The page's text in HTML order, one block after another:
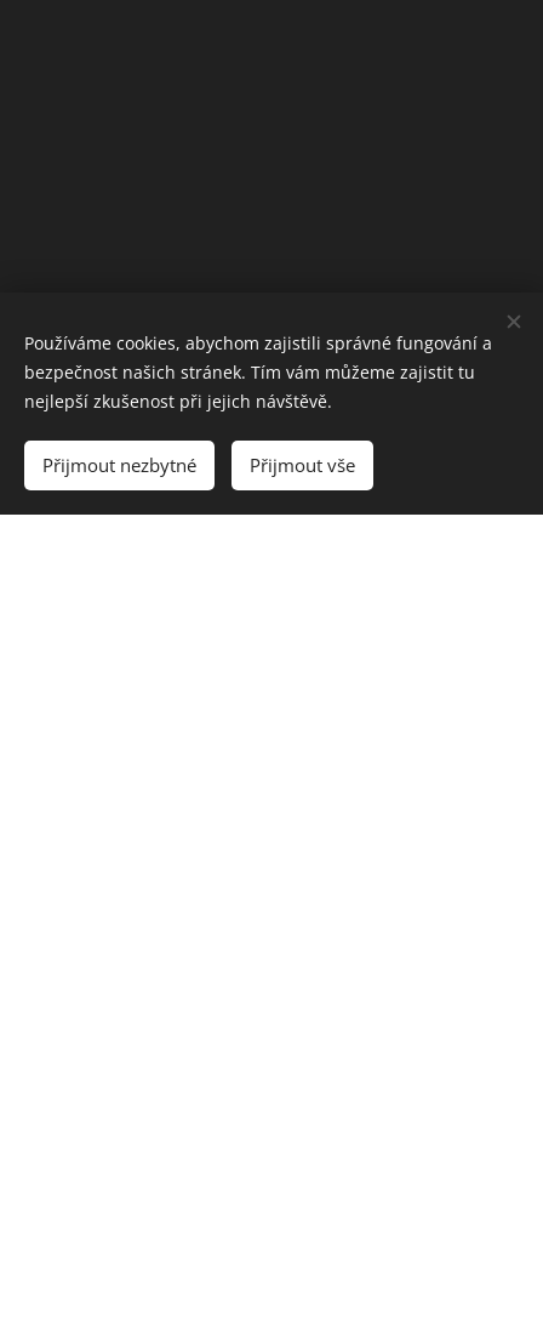
Používáme cookies, abychom zajistili správné fungování a
bezpečnost našich stránek. Tím vám můžeme zajistit tu
nejlepší zkušenost při jejich návštěvě.
Přijmout nezbytné Přijmout vše